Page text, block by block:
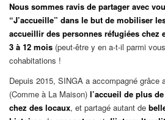
Nous sommes ravis de partager avec
“J’accueille” dans le but de mobiliser
accueillir des personnes réfugiées chez
3 à 12 mois (peut-être y en a-t-il parmi
cohabitations !
Depuis 2015, SINGA a accompagné grâce
(Comme à La Maison) l’accueil de plus
chez des locaux, et partagé autant de